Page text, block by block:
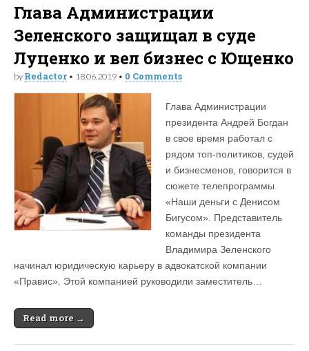
Глава Администрации
Зеленского защищал в суде
Луценко и вел бизнес с Ющенко
by Redactor• 18.06.2019 • 0 Comments
Глава Администрации
президента Андрей Богдан
в свое время работал с
рядом топ-политиков, судей
и бизнесменов, говорится в
сюжете телепрограммы
«Наши деньги с Денисом
Бигусом». Представитель
команды президента
Владимира Зеленского
начинал юридическую карьеру в адвокатской компании
«Правис». Этой компанией руководили заместитель…
Read more →